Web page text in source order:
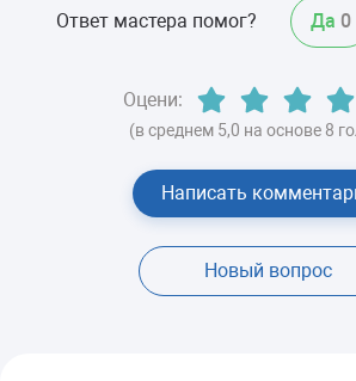
Ответ мастера помог? Да 0
Оцени:
(в среднем 5,0 на основе 8
Написать
Новый вопрос